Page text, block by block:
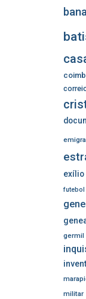
exílio
futebol
germil
militar